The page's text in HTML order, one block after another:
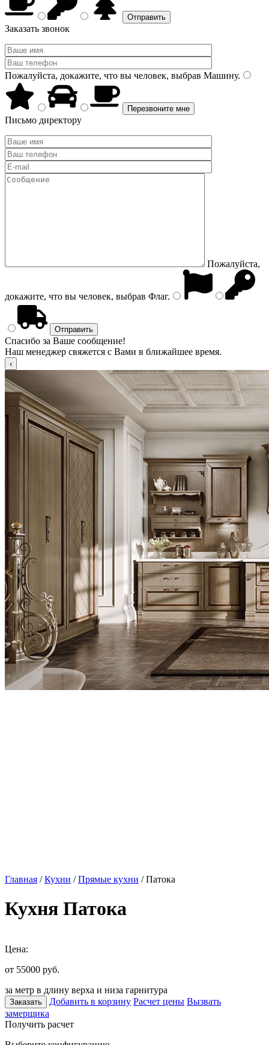
Заказать звонок
Пожалуйста, докажите, что вы человек, выбрав Машину.
Письмо директору
Пожалуйста,
докажите, что вы человек, выбрав Флаг.
Спасибо за Ваше сообщение!
Наш менеджер свяжется с Вами в ближайшее время.
Главная /Кухни /Прямые кухни / Патока
Кухня Патока
Цена:
от 55000 руб.
за метр в длину верха и низа гарнитура
Заказать Добавить в корзину Расчет цены Вызвать
замерщика
Получить расчет